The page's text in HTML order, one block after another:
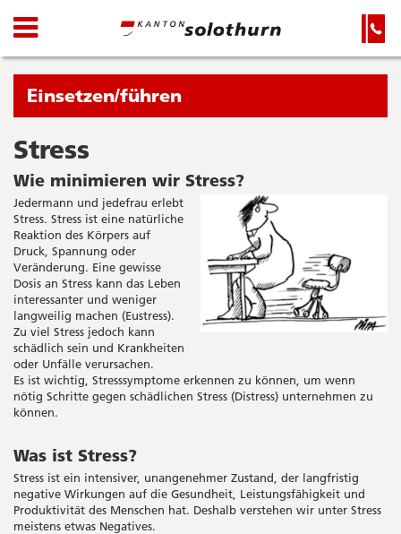
Kanton
Solothurn
Wichtige
Seiten
Startseite
Hauptnavigation
Inhalt
Suche
Navigation
und
Suche
Navigation
Sie
befinden
sich
gerade
in:
Einsetzen/führen
Stress
Wie minimieren wir Stress?
Jedermann und jedefrau erlebt
Stress. Stress ist eine natürliche
Reaktion des Körpers auf
Druck, Spannung oder
Veränderung. Eine gewisse
Dosis an Stress kann das Leben
interessanter und weniger
langweilig machen (Eustress).
Zu viel Stress jedoch kann
schädlich sein und Krankheiten
oder Unfälle verursachen.
Es ist wichtig, Stresssymptome erkennen zu können, um wenn
nötig Schritte gegen schädlichen Stress (Distress) unternehmen zu
können.
Was ist Stress?
Stress ist ein intensiver, unangenehmer Zustand, der langfristig
negative Wirkungen auf die Gesundheit, Leistungsfähigkeit und
Produktivität des Menschen hat. Deshalb verstehen wir unter Stress
meistens etwas Negatives.